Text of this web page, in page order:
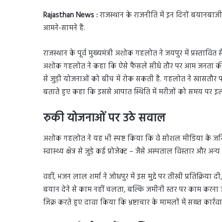
Rajasthan News :राजस्थान के राजनीति में इन दिनों
आमने-सामने हैं.
राजस्थान के पूर्व मुख्यमंत्री अशोक गहलोत ने जयपुर में
अशोक गहलोत ने कहा कि ऐसे फैसले सीधे तौर पर आम जनता
से जुड़ी योजनाओं को बीच में रोक सकती है. गहलोत ने
बताते हुए कहा कि इससे आपात स्थिति में मरीजों को समय पर
रुकी योजनाओं पर उठे सवाल
अशोक गहलोत ने यह भी स्पष्ट किया कि वे सोशल मीडिया के
स्वास्थ्य क्षेत्र से जुड़े कई प्रोजेक्ट – जैसे अस्पताल विस्तार और
वहीं, भजन लाल शर्मा ने जोधपुर में इस मुद्दे पर तीखी
बयान देने से काम नहीं चलता, बल्कि जमीनी स्तर पर काम
जिक्र करते हुए दावा किया कि भ्रष्टाचार के मामलों में सख्त